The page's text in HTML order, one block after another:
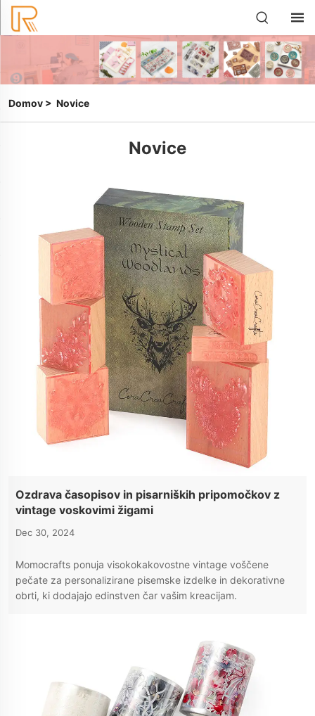
Domov > Novice
Novice
Ozdrava časopisov in pisarniških pripomočkov z
vintage voskovimi žigami
Dec 30, 2024
Momocrafts ponuja visokokakovostne vintage voščene
pečate za personalizirane pisemske izdelke in dekorativne
obrti, ki dodajajo edinstven čar vašim kreacijam.